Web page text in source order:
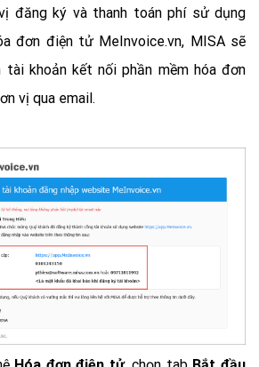
đăng ký và thanh toán phí sử dụng
đơn điện tử MeInvoice.vn, MISA sẽ
khoản kết nối phần mềm hóa đơn
vị qua email.